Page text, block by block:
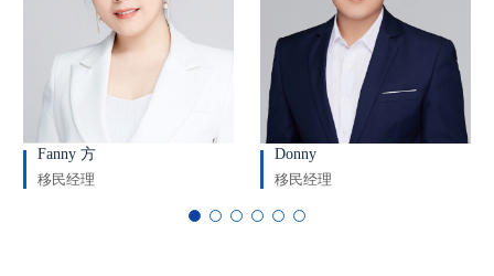
Fanny 方
移民经理
Donny
移民经理